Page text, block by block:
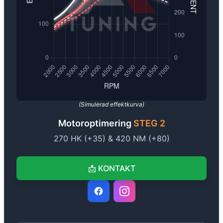
(Simulerad effektkurva)
Motoroptimering STEG 2
270 HK (+35) & 420 NM (+80)
📩 KONTAKT